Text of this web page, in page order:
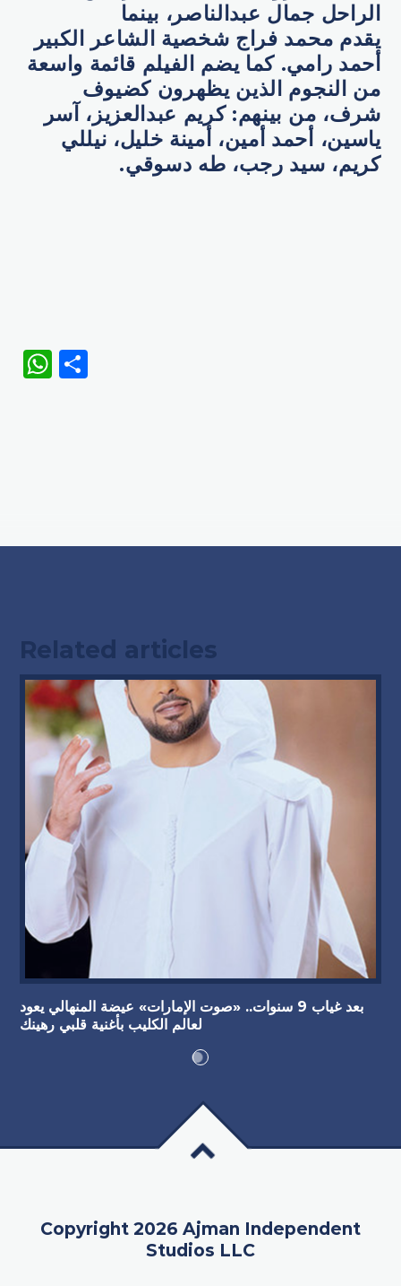
الراحل جمال عبدالناصر، بينما
يقدم محمد فراج شخصية الشاعر الكبير
أحمد رامي. كما يضم الفيلم قائمة واسعة
من النجوم الذين يظهرون كضيوف
شرف، من بينهم: كريم عبدالعزيز، آسر
ياسين، أحمد أمين، أمينة خليل، نيللي
كريم، سيد رجب، طه دسوقي.
WhatsApp
Related articles
بعد غياب 9 سنوات.. «صوت الإمارات» عيضة المنهالي يعود
لعالم الكليب بأغنية قلبي رهينك
Copyright 2026 Ajman Independent
Studios LLC